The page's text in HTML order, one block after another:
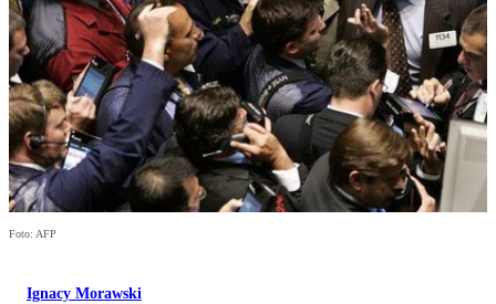
Foto: AFP
Ignacy Morawski